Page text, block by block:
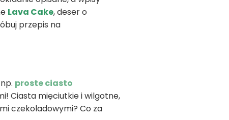
Lava Cake, deser o
przepis na
proste ciasto
Ciasta mięciutkie i wilgotne,
czekoladowymi? Co za